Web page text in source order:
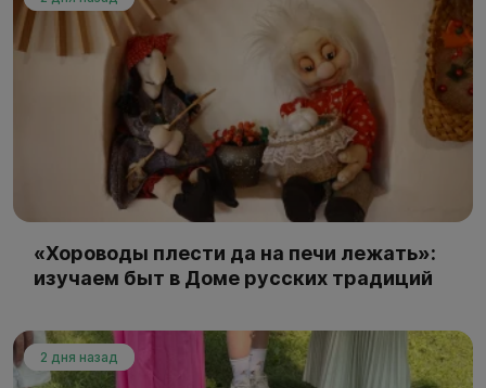
«Хороводы плести да на печи лежать»:
изучаем быт в Доме русских традиций
2 дня назад